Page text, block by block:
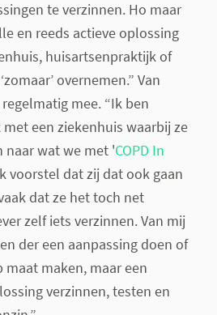
te verzinnen. Ho maar
en reeds actieve oplossing
huisartsenpraktijk of
overnemen.” Van
mee. “Ik ben
een ziekenhuis waarbij ze
naar wat we met 'COPD In
voorstel dat zij dat ook gaan
dat ze het toch net
zelf iets verzinnen. Van mij
der een aanpassing doen of
maat maken, maar een
verzinnen, testen en